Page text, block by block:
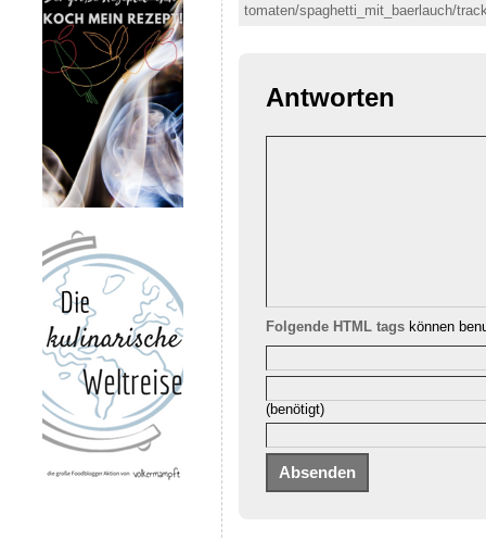
tomaten/spaghetti_mit_baerlauch/
Antworten
Folgende HTML tagskönnen
(benötigt)